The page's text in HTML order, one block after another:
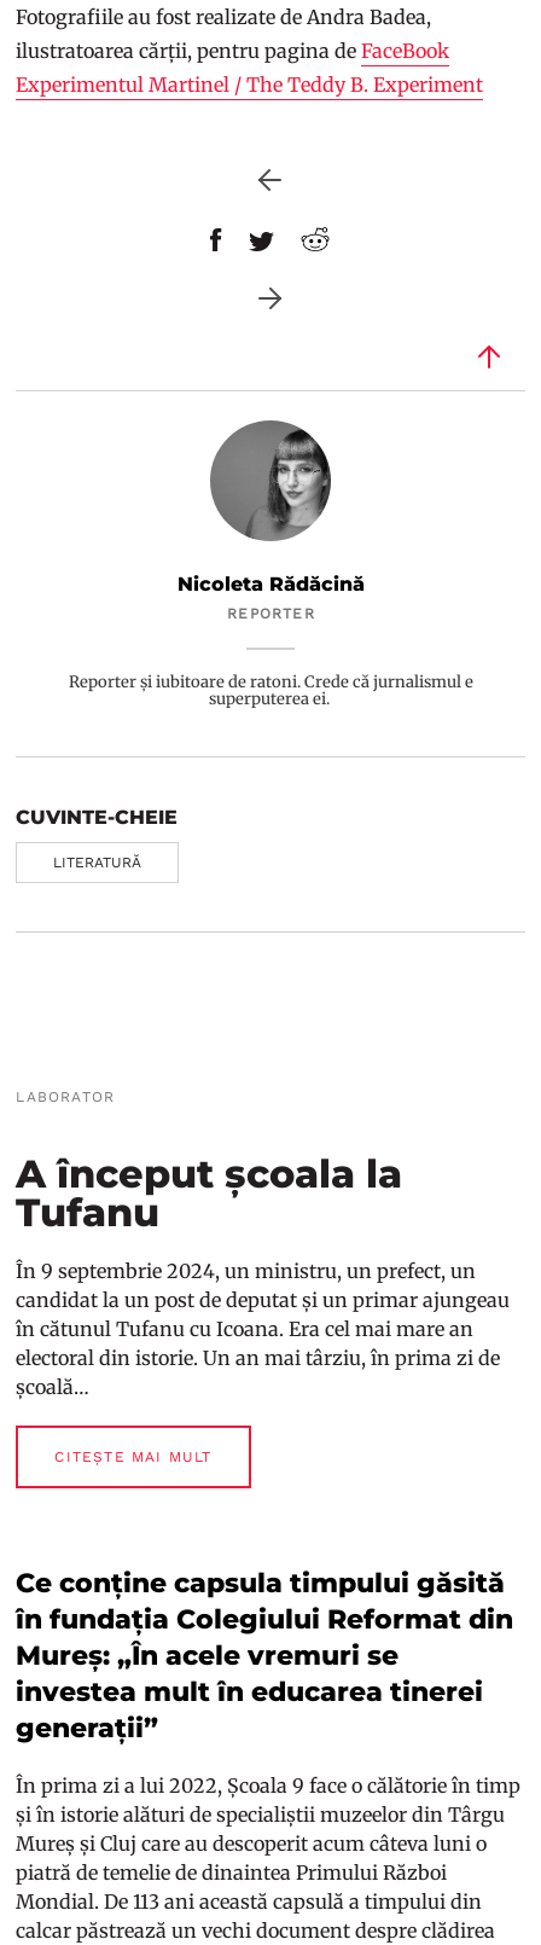
Fotografiile au fost realizate de Andra Badea,
ilustratoarea cărții, pentru pagina deFaceBook
Experimentul Martinel / The Teddy B. Experiment
Nicoleta Rădăcină
REPORTER
Reporter și iubitoare de ratoni. Crede că jurnalismul e
superputerea ei.
CUVINTE-CHEIE
LITERATURĂ
LABORATOR
A început școala la
Tufanu
În 9 septembrie 2024, un ministru, un prefect, un
candidat la un post de deputat și un primar ajungeau
în cătunul Tufanu cu Icoana. Era cel mai mare an
electoral din istorie. Un an mai târziu, în prima zi de
școală…
CITEȘTE MAI MULT
Ce conține capsula timpului găsită
în fundația Colegiului Reformat din
Mureș: „În acele vremuri se
investea mult în educarea tinerei
generații”
În prima zi a lui 2022, Școala 9 face o călătorie în timp
și în istorie alături de specialiștii muzeelor din Târgu
Mureș și Cluj care au descoperit acum câteva luni o
piatră de temelie de dinaintea Primului Război
Mondial. De 113 ani această capsulă a timpului din
calcar păstrează un vechi document despre clădirea